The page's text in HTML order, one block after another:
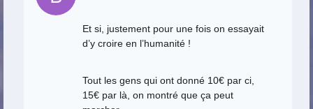
Et si, justement pour une fois on essayait
d’y croire en l’humanité !
Tout les gens qui ont donné 10€ par ci,
15€ par là, on montré que ça peut